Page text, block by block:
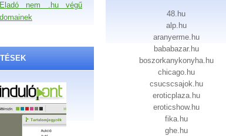
Eladó nem .hu végű
domainek
48.hu
alp.hu
aranyerme.hu
bababazar.hu
boszorkanykonyha.hu
chicago.hu
csucscsajok.hu
eroticplaza.hu
eroticshow.hu
fika.hu
ghe.hu